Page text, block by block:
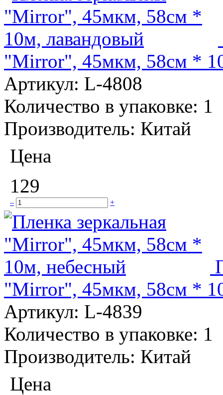
"Mirror", 45мкм, 58см *
Артикул: L-4808
Количество в упаковке: 1
Производитель: Китай
Цена
129
– +
"Mirror", 45мкм, 58см *
Артикул: L-4839
Количество в упаковке: 1
Производитель: Китай
Цена